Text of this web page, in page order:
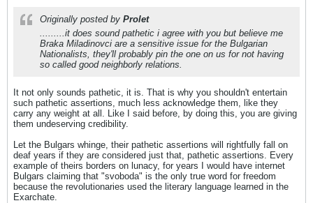
Originally posted by Prolet
.........it does sound pathetic i agree with you but believe me
Braka Miladinovci are a sensitive issue for the Bulgarian
Nationalists, they'll probably pin the one on us for not having
so called good neighborly relations.
It not only sounds pathetic, it is. That is why you shouldn't entertain
such pathetic assertions, much less acknowledge them, like they
carry any weight at all. Like I said before, by doing this, you are giving
them undeserving credibility.
Let the Bulgars whinge, their pathetic assertions will rightfully fall on
deaf years if they are considered just that, pathetic assertions. Every
example of theirs borders on lunacy, for years I would have internet
Bulgars claiming that "svoboda" is the only true word for freedom
because the revolutionaries used the literary language learned in the
Exarchate.